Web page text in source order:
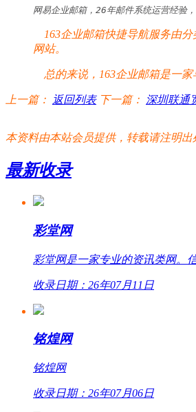
网易企业邮箱，26年邮件系统运营经验
163企业邮箱快捷导航服务由分
网站。
总的来说，163企业邮箱是一家
上一篇： 返回列表 下一篇：
深圳联通
本资料由本站会员提供，转载请注明出
最新收录
彩堂网
彩堂网是一家专业的资讯类网。
收录日期：26年07月11日
铭煌网
铭煌网
收录日期：26年07月06日